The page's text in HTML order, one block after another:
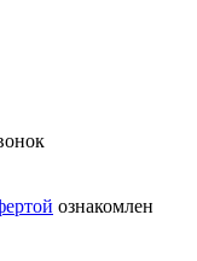
ознакомлен